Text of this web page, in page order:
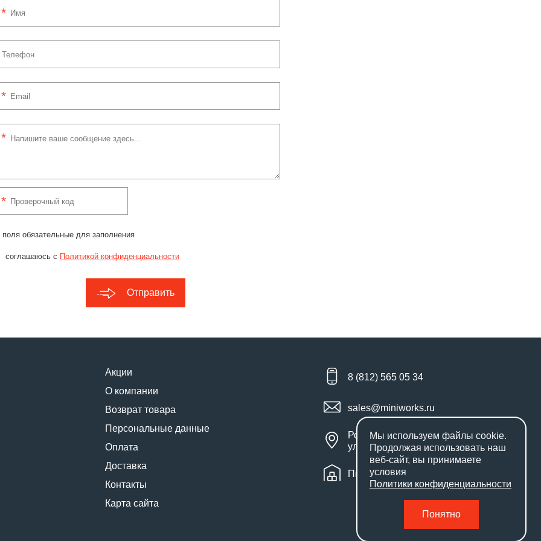
обязательные для заполнения
соглашаюсь с Политикой конфиденциальности
Отправить
Акции
О компании
Возврат товара
Персональные данные
Оплата
Доставка
Контакты
Карта сайта
8 (812) 565 05 34
sales@miniworks.ru
Россия, Санкт-Петербург,
улица Маршала Новикова, 28Е
Пн – Пт: с 9:00 до 18:00
Мы используем файлы cookie.
Продолжая использовать наш
веб-сайт, вы принимаете
условия
Политики конфиденциальности
Понятно